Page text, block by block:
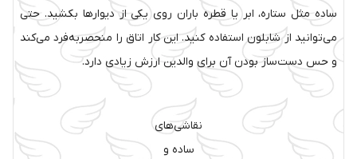
ساده مثل ستاره، ابر یا قطره باران روی یکی از دیوارها بکشید. حتی
می‌توانید از شابلون استفاده کنید. این کار اتاق را منحصر‌به‌فرد می‌کند
و حس دست‌ساز بودن آن برای والدین ارزش زیادی دارد.
نقاشی‌های
ساده و